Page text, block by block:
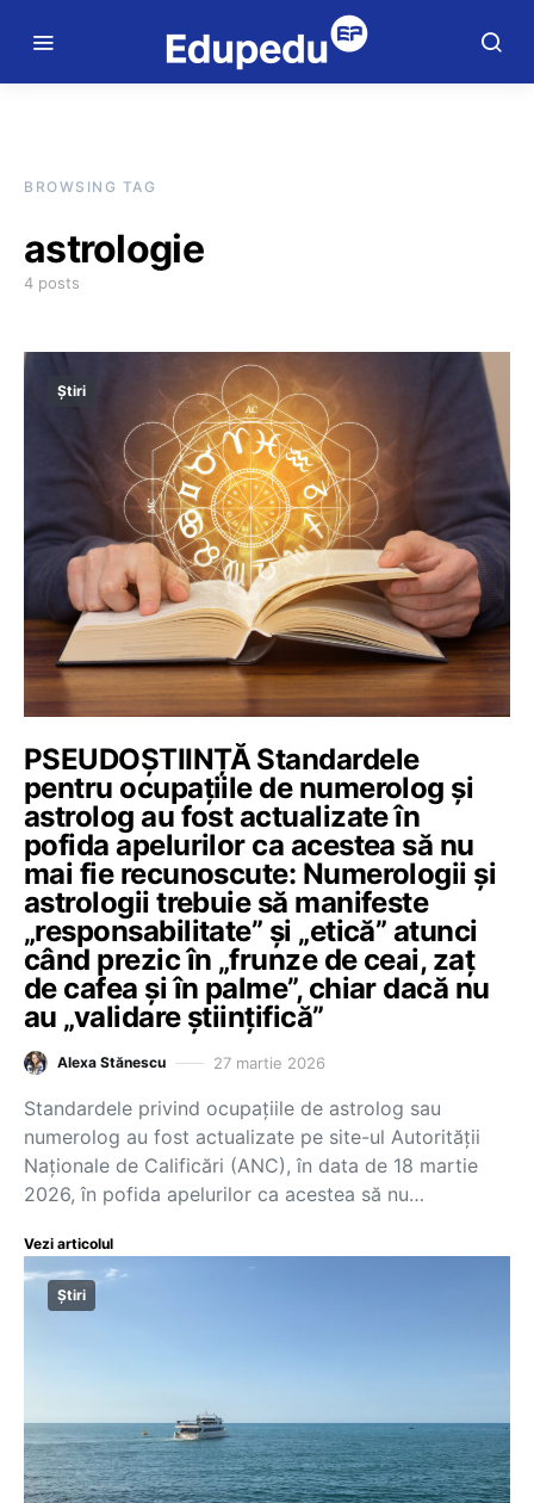
BROWSING TAG
astrologie
4 posts
Știri
PSEUDOȘTIINȚĂ Standardele
pentru ocupațiile de numerolog și
astrolog au fost actualizate în
pofida apelurilor ca acestea să nu
mai fie recunoscute: Numerologii și
astrologii trebuie să manifeste
„responsabilitate” și „etică” atunci
când prezic în „frunze de ceai, zaț
de cafea și în palme”, chiar dacă nu
au „validare științifică”
Alexa Stănescu 27 martie 2026
Standardele privind ocupațiile de astrolog sau
numerolog au fost actualizate pe site-ul Autorității
Naționale de Calificări (ANC), în data de 18 martie
2026, în pofida apelurilor ca acestea să nu…
Vezi articolul
Știri